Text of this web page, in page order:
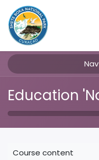
Nav
Course content